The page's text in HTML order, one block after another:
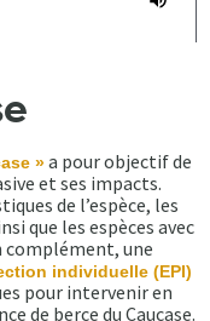
»a pour objectif de
et ses impacts.
de l’espèce, les
que les espèces avec
complément, une
individuelle (EPI)
pour intervenir en
de berce du Caucase.